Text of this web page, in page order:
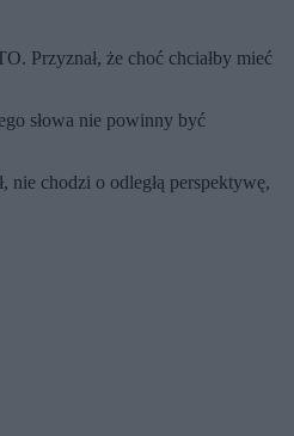
Przyznał, że choć chciałby mieć
słowa nie powinny być
nie chodzi o odległą perspektywę,